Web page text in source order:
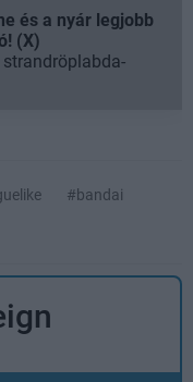
és a nyár legjobb
(X)
#bandai